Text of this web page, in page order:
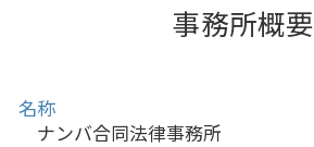
事務所概要
名称
ナンバ合同法律事務所